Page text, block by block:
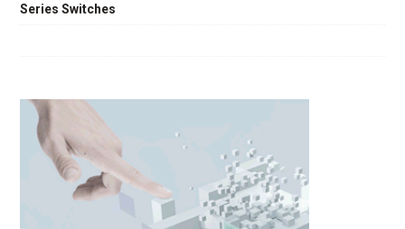
Series Switches